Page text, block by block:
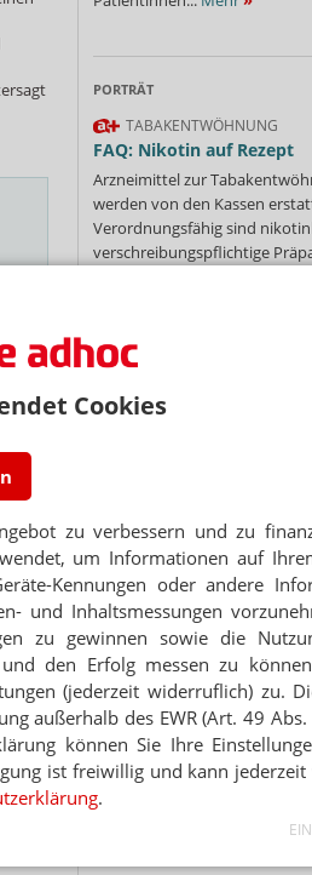
Cookies
zu verbessern und zu
um Informationen auf
Kennungen oder andere
und Inhaltsmessungen
zu gewinnen sowie die
den Erfolg messen zu
(jederzeit widerruflich) zu.
außerhalb des EWR (Art. 49 Abs.
können Sie Ihre
ist freiwillig und kann
.
PORTRÄT
TABAKENTWÖHNUNG
FAQ: Nikotin auf Rezept
Arzneimittel zur
werden von den Kassen
Verordnungsfähig sind
verschreibungspflichtige
Jetzt
Hinweis zum